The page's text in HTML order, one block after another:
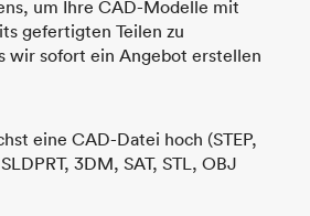
um Ihre CAD-Modelle mit
gefertigten Teilen zu
wir sofort ein Angebot erstellen
eine CAD-Datei hoch (STEP,
3DM, SAT, STL, OBJ